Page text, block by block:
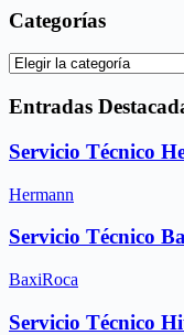
Categorías
Categorías
Entradas
Servicio Técnico
Hermann
Servicio Técnico
BaxiRoca
Servicio Técnico